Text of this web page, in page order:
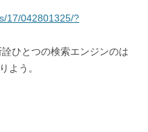
17/042801325/?
ひとつの検索エンジンのは
よう。